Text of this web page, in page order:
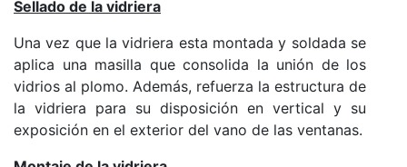
Sellado de la vidriera
Una vez que la vidriera esta montada y soldada se
aplica una masilla que consolida la unión de los
vidrios al plomo. Además, refuerza la estructura de
la vidriera para su disposición en vertical y su
exposición en el exterior del vano de las ventanas.